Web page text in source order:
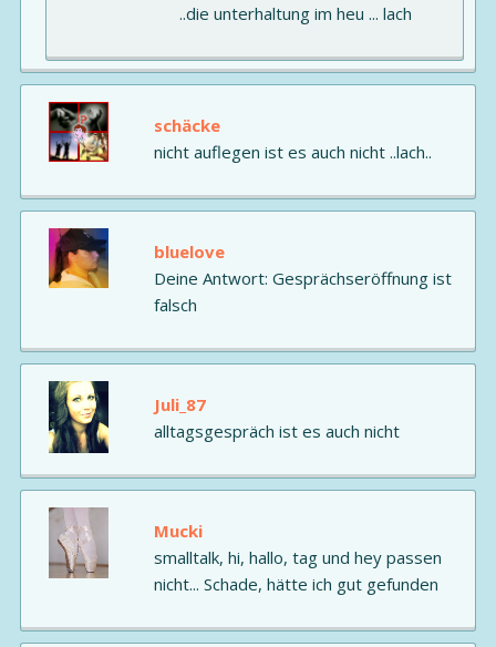
..die unterhaltung im heu ... lach
schäcke
nicht auflegen ist es auch nicht ..lach..
bluelove
Deine Antwort: Gesprächseröffnung ist
falsch
Juli_87
alltagsgespräch ist es auch nicht
Mucki
smalltalk, hi, hallo, tag und hey passen
nicht... Schade, hätte ich gut gefunden